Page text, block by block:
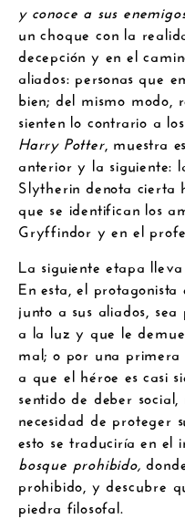
y conoce a sus
un choque con la
decepción y en el
aliados: personas que
bien; del mismo modo,
sienten lo contrario a
Harry Potter, muestra
anterior y la siguiente:
Slytherin denota cierta
que se identifican los
Gryffindor y en el
La siguiente etapa
En esta, el
junto a sus aliados,
a la luz y que le
mal; o por una
a que el héroe es casi
sentido de deber
necesidad de proteger
esto se traduciría en el
bosque prohibido,
prohibido, y descubre
piedra filosofal.